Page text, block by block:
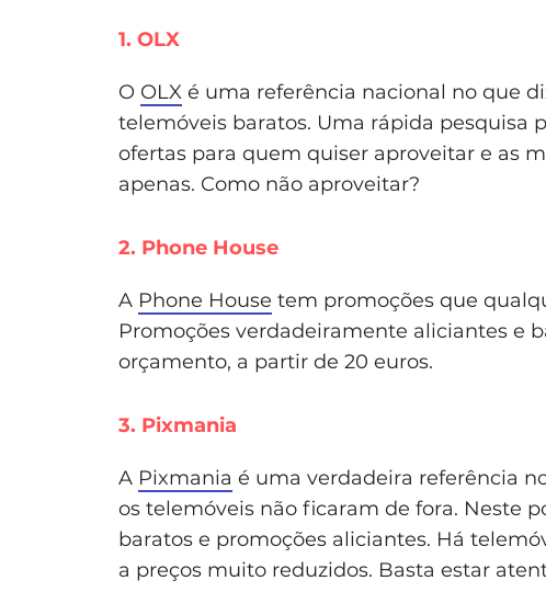
1. OLX
O OLX é uma referência nacional no que
telemóveis baratos. Uma rápida pesquisa
ofertas para quem quiser aproveitar e as
apenas. Como não aproveitar?
2. Phone House
A Phone House tem promoções que
Promoções verdadeiramente aliciantes e
orçamento, a partir de 20 euros.
3. Pixmania
A Pixmania é uma verdadeira referência
os telemóveis não ficaram de fora. Neste
baratos e promoções aliciantes. Há
a preços muito reduzidos. Basta estar